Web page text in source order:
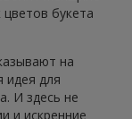
букета
на
идея для
И здесь не
и искренние